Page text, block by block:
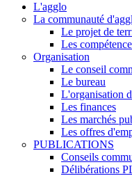
L'agglo
La communauté
Le projet de
Les
Organisation
Le conseil
Le bureau
L'organisation
Les finances
Les marchés
Les offres
PUBLICATIONS
Conseils
Délibérations